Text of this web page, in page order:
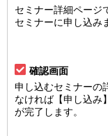
セミナー詳細ページ
セミナーに申し込み
確認画面
申し込むセミナーの
なければ【申し込み
が完了します。